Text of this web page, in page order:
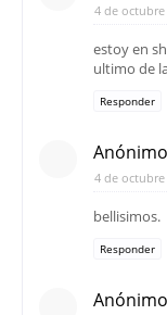
4 de octubre
estoy en
ultimo de
Responder
Anónimo
4 de octubre
bellisimos.
Responder
Anónimo